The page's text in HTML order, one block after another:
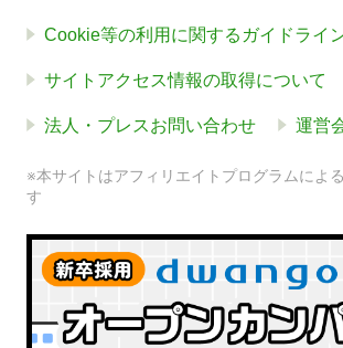
Cookie等の利用に関するガイドライ
サイトアクセス情報の取得について
法人・プレスお問い合わせ 運営
※本サイトはアフィリエイトプログラムによ
す